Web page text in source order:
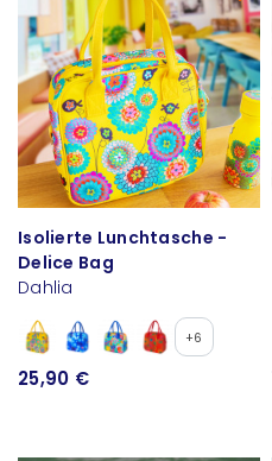
Isolierte Lunchtasche -
Delice Bag
Dahlia
+6
25,90 €